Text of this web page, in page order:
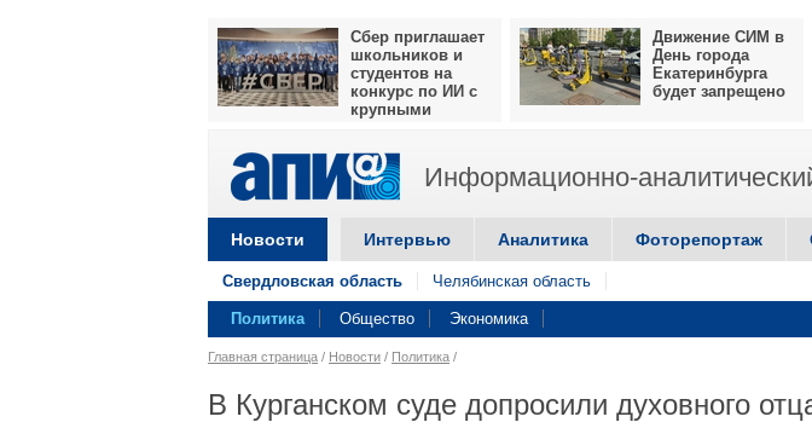
Сбер приглашает
школьников и
студентов на
конкурс по ИИ с
крупными
Движение СИМ в
День города
Екатеринбурга
будет запрещено
Информационно-
Новости Интервью Аналитика Фоторепортаж
Свердловская область Челябинская область
Политика Общество Экономика
Главная страница / Новости / Политика /
В Курганском суде допросили духовного